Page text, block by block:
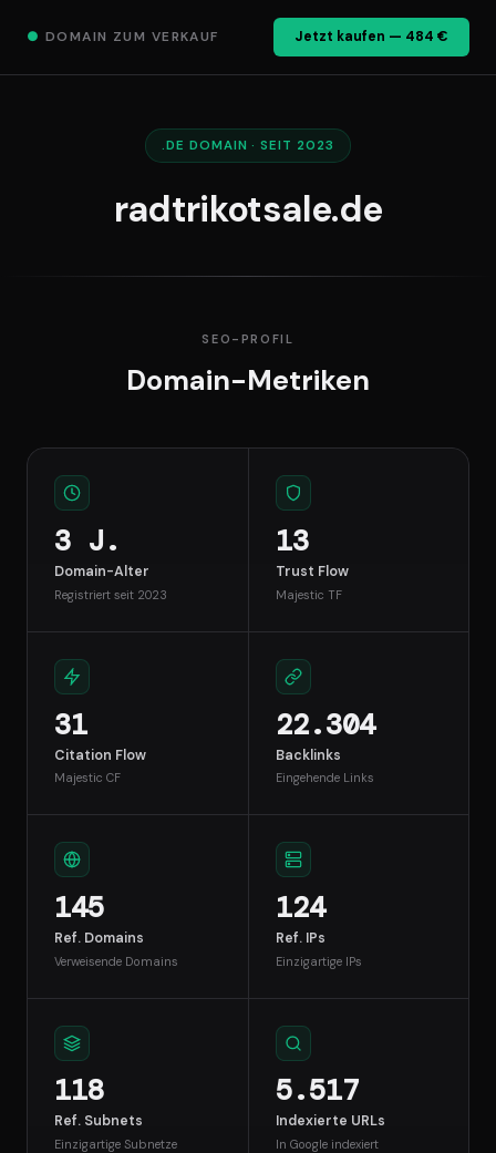
● DOMAIN ZUM VERKAUF Jetzt kaufen — 484 €
.DE DOMAIN · SEIT 2023
radtrikotsale.de
SEO-PROFIL
Domain-Metriken
3 J.
Domain-Alter
Registriert seit 2023
13
Trust Flow
Majestic TF
31
Citation Flow
Majestic CF
22.304
Backlinks
Eingehende Links
145
Ref. Domains
Verweisende Domains
124
Ref. IPs
Einzigartige IPs
118
Ref. Subnets
Einzigartige Subnetze
5.517
Indexierte URLs
In Google indexiert